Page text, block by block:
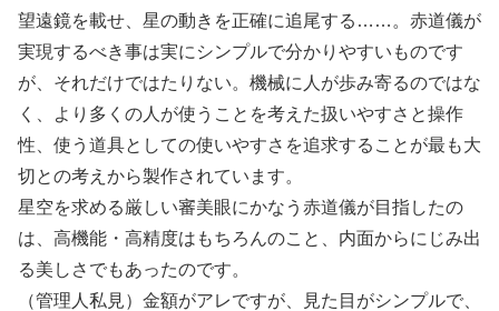
望遠鏡を載せ、星の動きを正確に追尾する……。赤道儀が
実現するべき事は実にシンプルで分かりやすいものです
が、それだけではたりない。機械に人が歩み寄るのではな
く、より多くの人が使うことを考えた扱いやすさと操作
性、使う道具としての使いやすさを追求することが最も大
切との考えから製作されています。
星空を求める厳しい審美眼にかなう赤道儀が目指したの
は、高機能・高精度はもちろんのこと、内面からにじみ出
る美しさでもあったのです。
（管理人私見）金額がアレですが、見た目がシンプルで、